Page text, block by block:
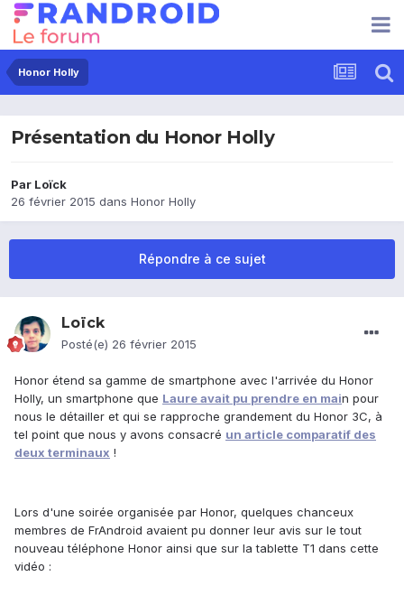
Honor Holly
Présentation du Honor Holly
Par Loïck
26 février 2015 dans Honor Holly
Répondre à ce sujet
Loïck
Posté(e) 26 février 2015
Honor étend sa gamme de smartphone avec l'arrivée du Honor
Holly, un smartphone que Laure avait pu prendre en main pour
nous le détailler et qui se rapproche grandement du Honor 3C, à
tel point que nous y avons consacré un article comparatif des
deux terminaux !
Lors d'une soirée organisée par Honor, quelques chanceux
membres de FrAndroid avaient pu donner leur avis sur le tout
nouveau téléphone Honor ainsi que sur la tablette T1 dans cette
vidéo :